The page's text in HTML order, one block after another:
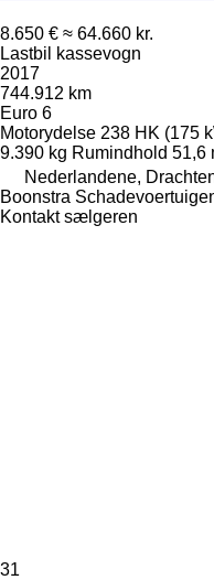
8.650 € ≈ 64.660 kr.
Lastbil kassevogn
2017
744.912 km
Euro 6
Motorydelse 238 HK (175
9.390 kg Rumindhold 51,6
Nederlandene,
Boonstra
Kontakt sælgeren
31